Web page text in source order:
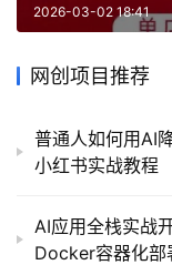
2026-03-02 18:41
网创项目推荐
普通人如何用AI
小红书实战教程
AI应用全栈实战
Docker容器化部